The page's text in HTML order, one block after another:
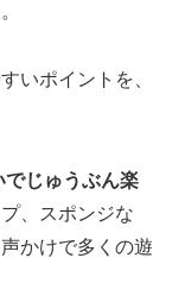
いポイントを、
じゅうぶん楽
、スポンジな
かけで多くの遊